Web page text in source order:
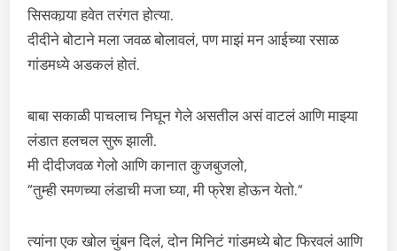
सिसकार्‍या हवेत तरंगत होत्या.
दीदीने बोटाने मला जवळ बोलावलं, पण माझं मन आईच्या रसाळ
गांडमध्ये अडकलं होतं.
बाबा सकाळी पाचलाच निघून गेले असतील असं वाटलं आणि माझ्या
लंडात हलचल सुरू झाली.
मी दीदीजवळ गेलो आणि कानात कुजबुजलो,
“तुम्ही रमणच्या लंडाची मजा घ्या, मी फ्रेश होऊन येतो.”
त्यांना एक खोल चुंबन दिलं, दोन मिनिटं गांडमध्ये बोट फिरवलं आणि